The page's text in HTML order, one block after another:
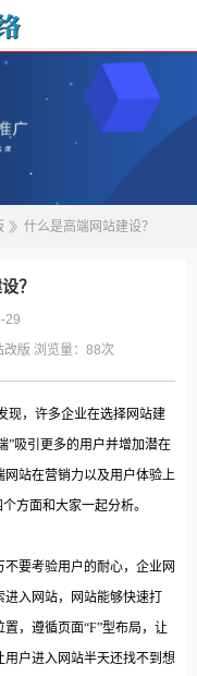
什么是高端网站建设？
？
29
改版 浏览量： 88次
现，许多企业在选择网站建
”吸引更多的用户并增加潜在
站在营销力以及用户体验上
方面和大家一起分析。
要考验用户的耐心，企业网
入网站，网站能够快速打
，遵循页面“F”型布局，让
户进入网站半天还找不到想